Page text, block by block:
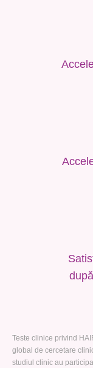
Teste clinice privind
global de cercetare
studiul clinic au